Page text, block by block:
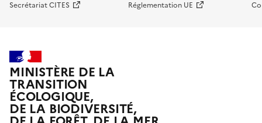
Secrétariat CITES Réglementation UE
MINISTÈRE DE LA
TRANSITION
ÉCOLOGIQUE,
DE LA BIODIVERSITÉ,